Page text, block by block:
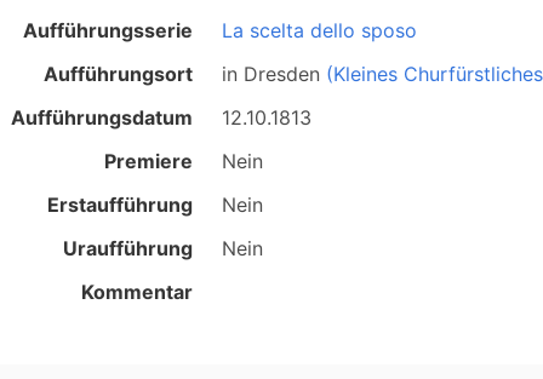
Aufführungsserie
La scelta dello sposo
Aufführungsort
in Dresden (Kleines
Aufführungsdatum
12.10.1813
Premiere
Nein
Erstaufführung
Nein
Uraufführung
Nein
Kommentar